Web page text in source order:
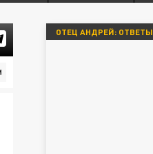
ОТЕЦ АНДРЕЙ: ОТВЕТЫ